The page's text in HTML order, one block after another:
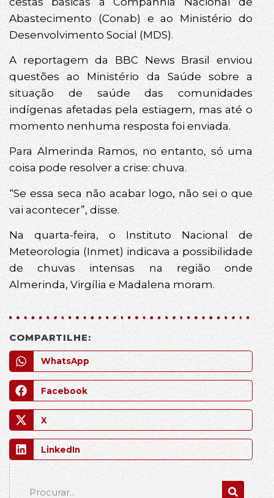
Abastecimento (Conab) e ao Ministério do
Desenvolvimento Social (MDS).
A reportagem da BBC News Brasil enviou
questões ao Ministério da Saúde sobre a
situação de saúde das comunidades
indígenas afetadas pela estiagem, mas até o
momento nenhuma resposta foi enviada.
Para Almerinda Ramos, no entanto, só uma
coisa pode resolver a crise: chuva.
“Se essa seca não acabar logo, não sei o que
vai acontecer”, disse.
Na quarta-feira, o Instituto Nacional de
Meteorologia (Inmet) indicava a possibilidade
de chuvas intensas na região onde
Almerinda, Virgília e Madalena moram.
COMPARTILHE:
WhatsApp
Facebook
X
LinkedIn